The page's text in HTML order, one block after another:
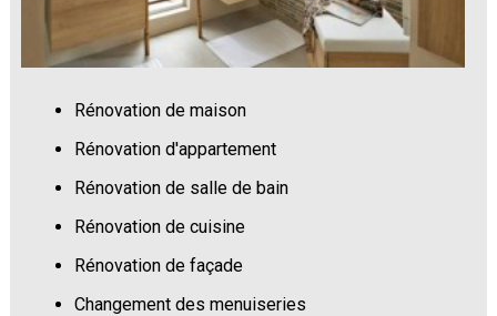
Rénovation de maison
Rénovation d'appartement
Rénovation de salle de bain
Rénovation de cuisine
Rénovation de façade
Changement des menuiseries